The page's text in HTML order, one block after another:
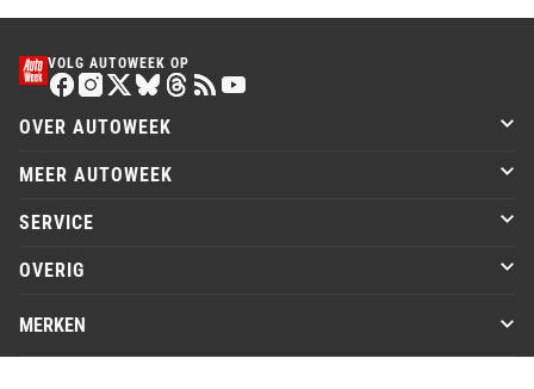
VOLG AUTOWEEK OP
OVER AUTOWEEK
MEER AUTOWEEK
SERVICE
OVERIG
MERKEN